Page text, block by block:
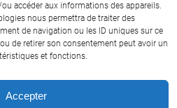
accéder aux informations des appareils.
nous permettra de traiter des
de navigation ou les ID uniques sur ce
de retirer son consentement peut avoir un
et fonctions.
Accepter